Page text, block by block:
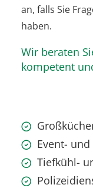
an, falls Sie
haben.
Wir beraten
kompetent
Event-
Tiefkühl-